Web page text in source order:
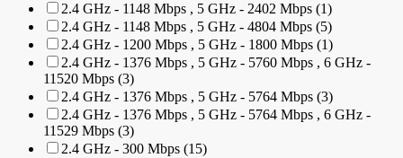
2.4 GHz - 1148 Mbps , 5 GHz - 2402 Mbps (1)
2.4 GHz - 1148 Mbps , 5 GHz - 4804 Mbps (5)
2.4 GHz - 1200 Mbps , 5 GHz - 1800 Mbps (1)
2.4 GHz - 1376 Mbps , 5 GHz - 5760 Mbps , 6 GHz -
11520 Mbps (3)
2.4 GHz - 1376 Mbps , 5 GHz - 5764 Mbps (3)
2.4 GHz - 1376 Mbps , 5 GHz - 5764 Mbps , 6 GHz -
11529 Mbps (3)
2.4 GHz - 300 Mbps (15)